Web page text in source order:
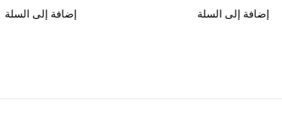
إضافة إلى السلة إضافة إلى السلة